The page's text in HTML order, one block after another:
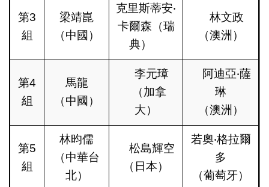
第3
組
梁靖崑
（中國）
克里斯蒂安‧
卡爾森（瑞
典）
林文政
（澳洲）
第4
組
馬龍
（中國）
李元璋
（加拿
大）
阿迪亞‧薩
琳
（澳洲）
第5
組
林昀儒
（中華台
北）
松島輝空
（日本）
若奧‧格拉爾
多
（葡萄牙）